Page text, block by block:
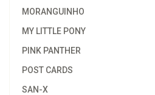
MORANGUINHO
MY LITTLE PONY
PINK PANTHER
POST CARDS
SAN-X